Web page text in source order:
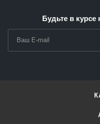
Будьте в курсе